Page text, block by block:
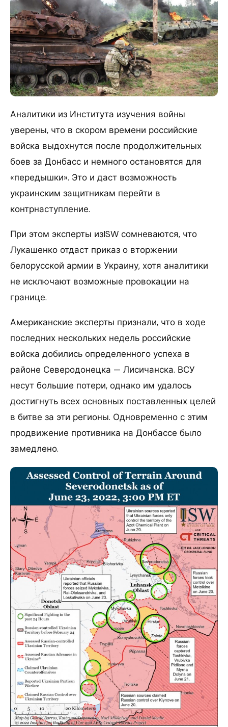
Аналитики из Института изучения войны
уверены, что в скором времени российские
войска выдохнутся после продолжительных
боев за Донбасс и немного остановятся для
«передышки». Это и даст возможность
украинским защитникам перейти в
контрнаступление.
При этом эксперты изISW сомневаются, что
Лукашенко отдаст приказ о вторжении
белорусской армии в Украину, хотя аналитики
не исключают возможные провокации на
границе.
Американские эксперты признали, что в ходе
последних нескольких недель российские
войска добились определенного успеха в
районе Северодонецка — Лисичанска. ВСУ
несут большие потери, однако им удалось
достигнуть всех основных поставленных целей
в битве за эти регионы. Одновременно с этим
продвижение противника на Донбассе было
замедлено.